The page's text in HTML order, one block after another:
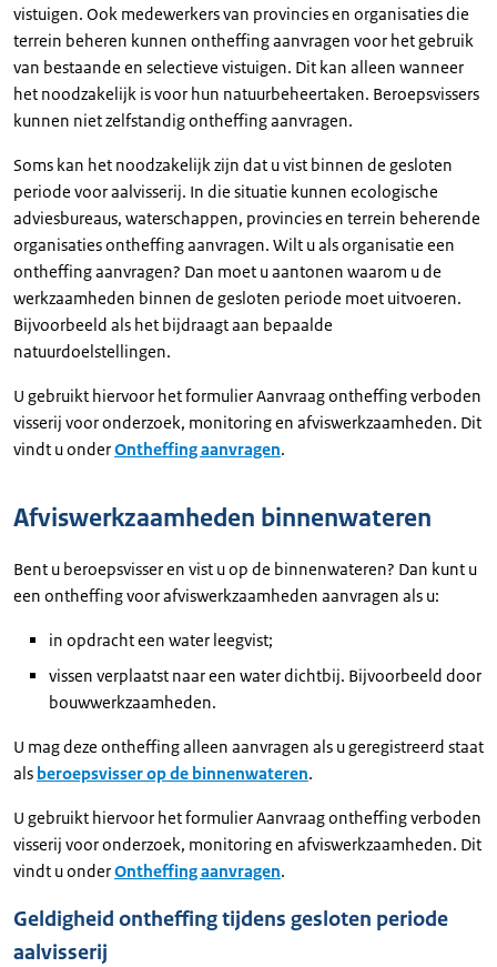
vistuigen. Ook medewerkers van provincies en organisaties die
terrein beheren kunnen ontheffing aanvragen voor het gebruik
van bestaande en selectieve vistuigen. Dit kan alleen wanneer
het noodzakelijk is voor hun natuurbeheertaken. Beroepsvissers
kunnen niet zelfstandig ontheffing aanvragen.
Soms kan het noodzakelijk zijn dat u vist binnen de gesloten
periode voor aalvisserij. In die situatie kunnen ecologische
adviesbureaus, waterschappen, provincies en terrein beherende
organisaties ontheffing aanvragen. Wilt u als organisatie een
ontheffing aanvragen? Dan moet u aantonen waarom u de
werkzaamheden binnen de gesloten periode moet uitvoeren.
Bijvoorbeeld als het bijdraagt aan bepaalde
natuurdoelstellingen.
U gebruikt hiervoor het formulier Aanvraag ontheffing verboden
visserij voor onderzoek, monitoring en afviswerkzaamheden. Dit
vindt u onderOntheffing aanvragen.
Afviswerkzaamheden binnenwateren
Bent u beroepsvisser en vist u op de binnenwateren? Dan kunt u
een ontheffing voor afviswerkzaamheden aanvragen als u:
in opdracht een water leegvist;
vissen verplaatst naar een water dichtbij. Bijvoorbeeld door
bouwwerkzaamheden.
U mag deze ontheffing alleen aanvragen als u geregistreerd staat
als beroepsvisser op de binnenwateren.
U gebruikt hiervoor het formulier Aanvraag ontheffing verboden
visserij voor onderzoek, monitoring en afviswerkzaamheden. Dit
vindt u onderOntheffing aanvragen.
Geldigheid ontheffing tijdens gesloten periode
aalvisserij